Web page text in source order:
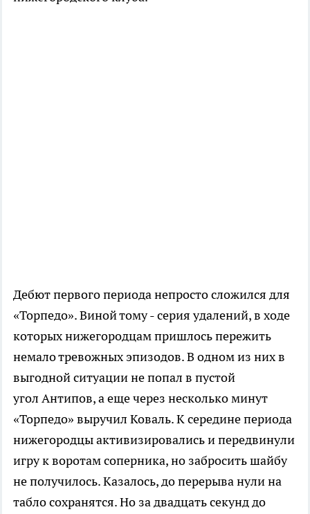
Дебют первого периода непросто сложился для
«Торпедо». Виной тому - серия удалений, в ходе
которых нижегородцам пришлось пережить
немало тревожных эпизодов. В одном из них в
выгодной ситуации не попал в пустой
угол Антипов, а еще через несколько минут
«Торпедо» выручил Коваль. К середине периода
нижегородцы активизировались и передвинули
игру к воротам соперника, но забросить шайбу
не получилось. Казалось, до перерыва нули на
табло сохранятся. Но за двадцать секунд до